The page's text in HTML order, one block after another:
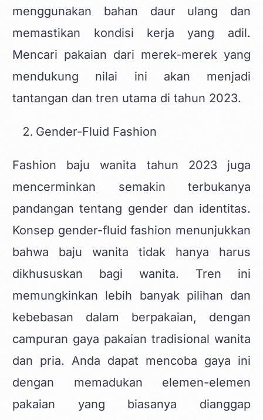
menggunakan bahan daur ulang dan
memastikan kondisi kerja yang adil.
Mencari pakaian dari merek-merek yang
mendukung nilai ini akan menjadi
tantangan dan tren utama di tahun 2023.
Gender-Fluid Fashion
Fashion baju wanita tahun 2023 juga
mencerminkan semakin terbukanya
pandangan tentang gender dan identitas.
Konsep gender-fluid fashion menunjukkan
bahwa baju wanita tidak hanya harus
dikhususkan bagi wanita. Tren ini
memungkinkan lebih banyak pilihan dan
kebebasan dalam berpakaian, dengan
campuran gaya pakaian tradisional wanita
dan pria. Anda dapat mencoba gaya ini
dengan memadukan elemen-elemen
pakaian yang biasanya dianggap